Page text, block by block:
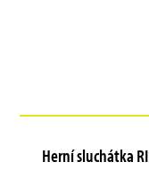
Herní sluchátka